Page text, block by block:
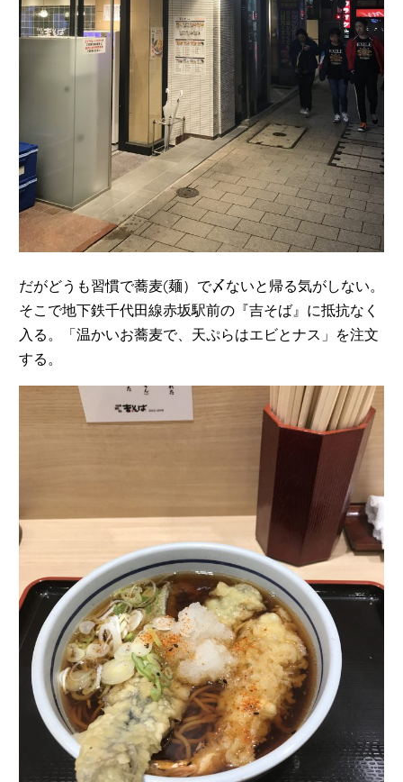
だがどうも習慣で蕎麦(麺）で〆ないと帰る気がしない。
そこで地下鉄千代田線赤坂駅前の『吉そば』に抵抗なく
入る。「温かいお蕎麦で、天ぷらはエビとナス」を注文
する。